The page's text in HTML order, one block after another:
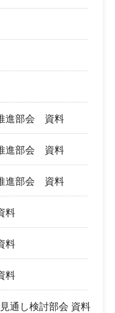
進部会 資料
進部会 資料
進部会 資料
料
料
料
通し検討部会 資料